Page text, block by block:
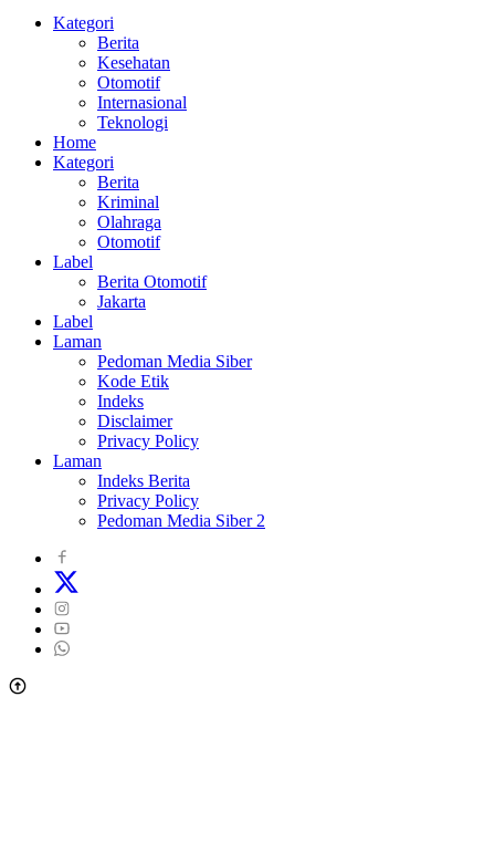
Kategori
Berita
Kesehatan
Otomotif
Internasional
Teknologi
Home
Kategori
Berita
Kriminal
Olahraga
Otomotif
Label
Berita Otomotif
Jakarta
Label
Laman
Pedoman Media Siber
Kode Etik
Indeks
Disclaimer
Privacy Policy
Laman
Indeks Berita
Privacy Policy
Pedoman Media Siber 2